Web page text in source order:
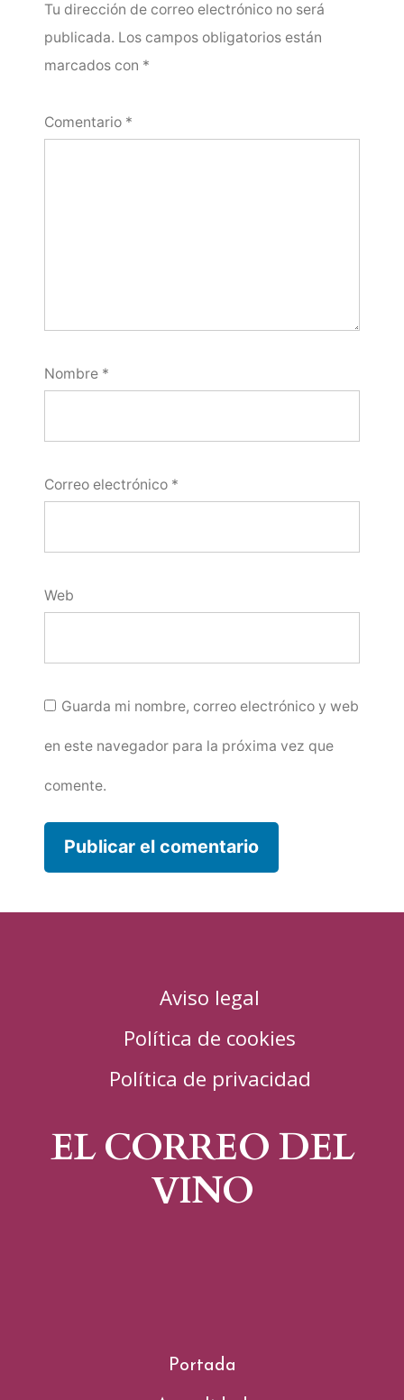
Tu dirección de correo electrónico no será
publicada. Los campos obligatorios están
marcados con *
Comentario *
Nombre *
Correo electrónico *
Web
Guarda mi nombre, correo electrónico y web
en este navegador para la próxima vez que
comente.
Aviso legal
Política de cookies
Política de privacidad
EL CORREO DEL
VINO
Portada